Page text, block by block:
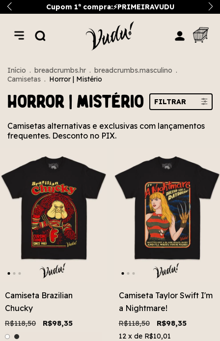
Cupom 1ª compra:⚡PRIMEIRAVUDU
Início . breadcrumbs.hr . breadcrumbs.masculino .
Camisetas . Horror | Mistério
Horror | Mistério FILTRAR
Camisetas alternativas e exclusivas com lançamentos
frequentes. Desconto no PIX.
Camiseta Brazilian
Chucky
R$118,50 R$98,35
Camiseta Taylor Swift I'm
a Nightmare!
R$118,50 R$98,35
12 x de R$10,01